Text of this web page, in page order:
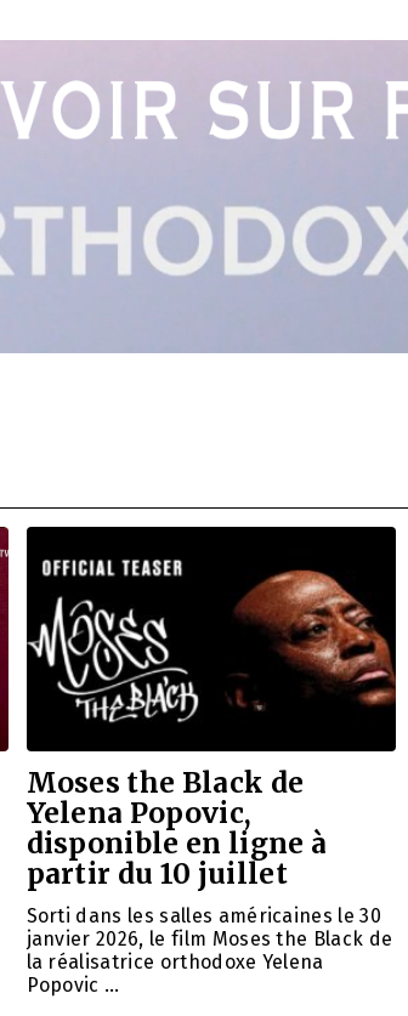
Moses the Black de
Yelena Popovic,
disponible en ligne à
partir du 10 juillet
Sorti dans les salles américaines le 30
janvier 2026, le film Moses the Black de
la réalisatrice orthodoxe Yelena
Popovic …